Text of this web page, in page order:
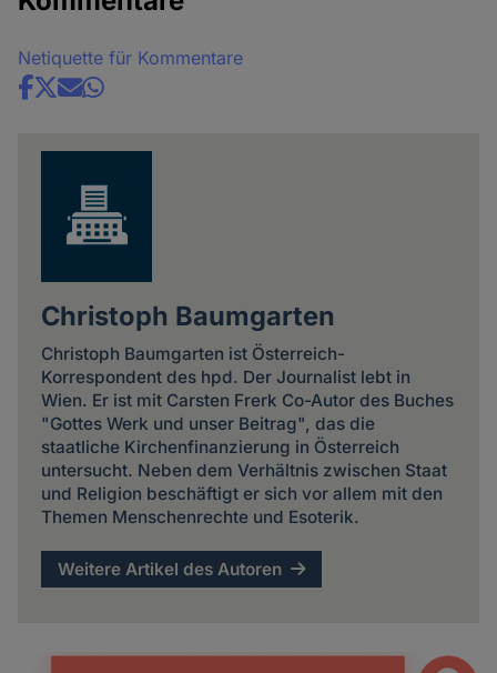
Netiquette für Kommentare
Share
Christoph Baumgarten
Christoph Baumgarten ist Österreich-
Korrespondent des hpd. Der Journalist lebt in
Wien. Er ist mit Carsten Frerk Co-Autor des Buches
"Gottes Werk und unser Beitrag", das die
staatliche Kirchenfinanzierung in Österreich
untersucht. Neben dem Verhältnis zwischen Staat
und Religion beschäftigt er sich vor allem mit den
Themen Menschenrechte und Esoterik.
Weitere Artikel des Autoren